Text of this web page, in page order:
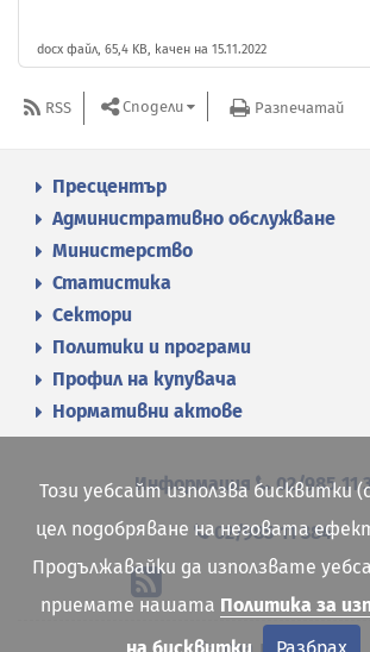
docx файл, 65,4 KB, качен на 15.11.2022
RSS Сподели Разпечатай
Пресцентър
Административно обслужване
Министерство
Статистика
Сектори
Политики и програми
Профил на купувача
Нормативни актове
Информация 02/985 11
02/985 11 384
Този уебсайт използва бисквитки
цел подобряване на неговата
Продължавайки да използвате
приемате нашата Политика за